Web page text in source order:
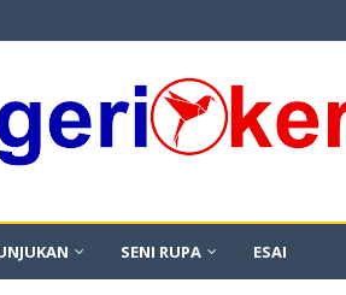
SENI RUPA ESAI